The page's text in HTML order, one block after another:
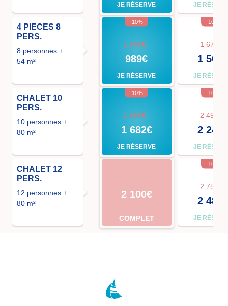
4 PIECES 8
PERS.
8 personnes ±
54 m²
CHALET 10
PERS.
10 personnes ±
80 m²
CHALET 12
PERS.
12 personnes ±
80 m²
JE RÉSERVE
-10%
1 099€
989€
JE RÉSERVE
-10%
1 869€
1 682€
JE RÉSERVE
2 100€
COMPLET
JE
-10%
1 673€
1 506€
JE
-10%
2 499€
2 249€
JE
-10%
2 758€
2 482€
JE